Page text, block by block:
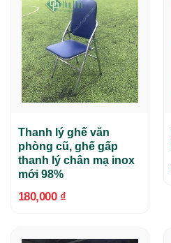
Thanh lý ghế văn
phòng cũ, ghế gấp
thanh lý chân mạ inox
mới 98%
180,000 ₫